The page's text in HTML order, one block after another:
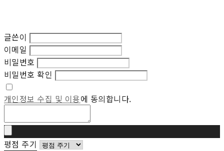
글쓴이
이메일
비밀번호
비밀번호 확인
개인정보 수집 및 이용에 동의합니다.
평점 주기